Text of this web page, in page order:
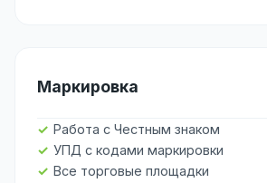
Маркировка
Работа с Честным знаком
УПД с кодами маркировки
Все торговые площадки